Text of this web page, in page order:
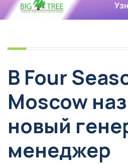
В Four
Moscow
новый
менеджер